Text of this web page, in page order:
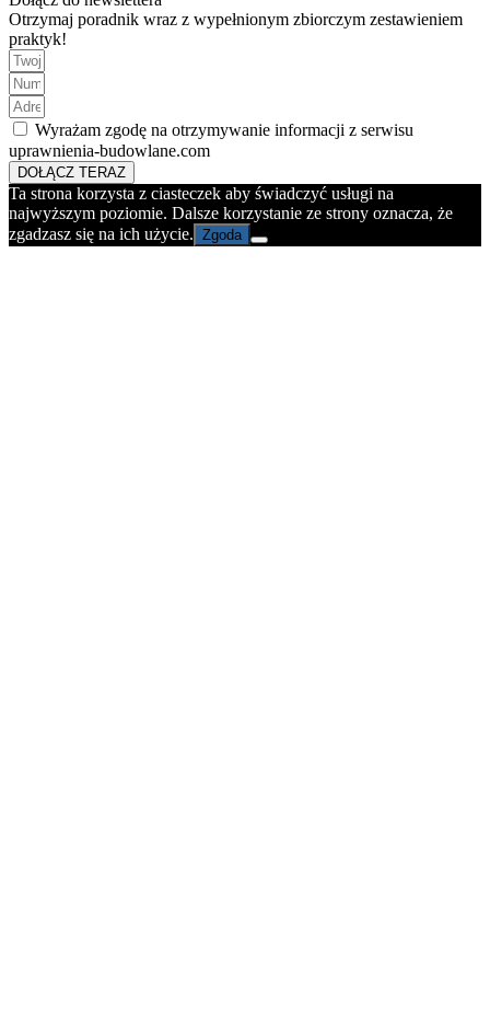
Otrzymaj poradnik wraz z wypełnionym zbiorczym zestawieniem
praktyk!
Wyrażam zgodę na otrzymywanie informacji z serwisu
uprawnienia-budowlane.com
DOŁĄCZ TERAZ
Ta strona korzysta z ciasteczek aby świadczyć usługi na
najwyższym poziomie. Dalsze korzystanie ze strony oznacza, że
zgadzasz się na ich użycie. Zgoda